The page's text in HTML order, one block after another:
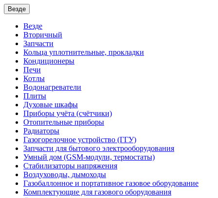
Везде
Везде
Вторичный
Запчасти
Кольца уплотнительные, прокладки
Кондиционеры
Печи
Котлы
Водонагреватели
Плиты
Духовые шкафы
Приборы учёта (счётчики)
Отопительные приборы
Радиаторы
Газогорелочное устройство (ГГУ)
Запчасти для бытового электрооборудования
Умный дом (GSM-модули, термостаты)
Cтабилизаторы напряжения
Воздуховоды, дымоходы
Газобаллонное и портативное газовое оборудование
Комплектующие для газового оборудования